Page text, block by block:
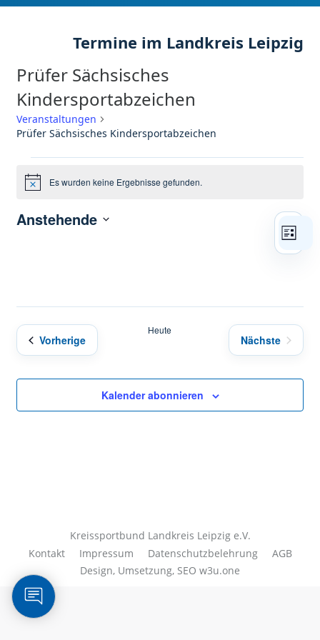
Prüfer Sächsisches
Kindersportabzeichen
Veranstaltungen
Prüfer Sächsisches Kindersportabzeichen
Veranstaltungen
HinweisEs wurden keine Ergebnisse gefunden.
Liste
Anstehende
VorherigeVeranstaltungen
Heute
Nächste
Kalender abonnieren
Kreissportbund Landkreis Leipzig e.V.
Kontakt
Impressum Datenschutzbelehrung
AGB
Design, Umsetzung, SEO w3u.one